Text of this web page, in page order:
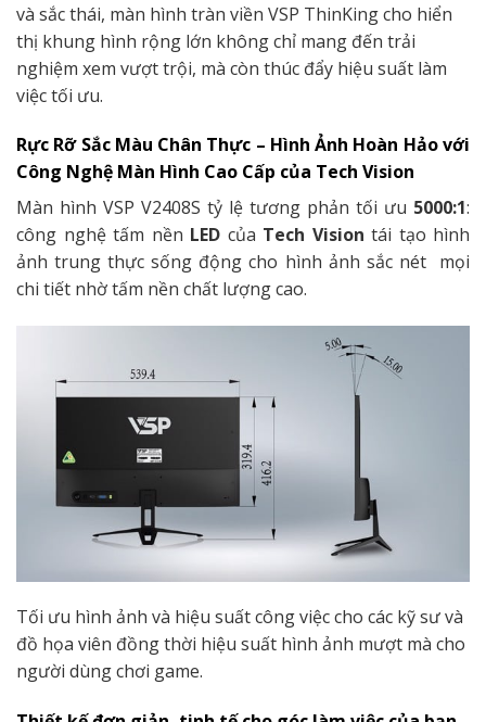
và sắc thái, màn hình tràn viền VSP ThinKing cho hiển
thị khung hình rộng lớn không chỉ mang đến trải
nghiệm xem vượt trội, mà còn thúc đẩy hiệu suất làm
việc tối ưu.
Rực Rỡ Sắc Màu Chân Thực – Hình Ảnh Hoàn Hảo với
Công Nghệ Màn Hình Cao Cấp của Tech Vision
Màn hình VSP V2408S tỷ lệ tương phản tối ưu 5000:1:
công nghệ tấm nền LED của Tech Vision tái tạo hình
ảnh trung thực sống động cho hình ảnh sắc nét mọi
chi tiết nhờ tấm nền chất lượng cao.
Tối ưu hình ảnh và hiệu suất công việc cho các kỹ sư và
đồ họa viên đồng thời hiệu suất hình ảnh mượt mà cho
người dùng chơi game.